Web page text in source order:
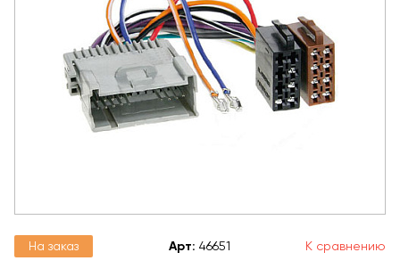
На заказ Арт: 46651 К сравнению